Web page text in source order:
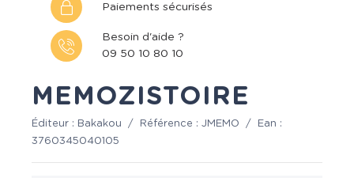
Paiements sécurisés
Besoin d'aide ?
09 50 10 80 10
MEMOZISTOIRE
Éditeur : Bakakou / Référence : JMEMO /
Ean :
3760345040105